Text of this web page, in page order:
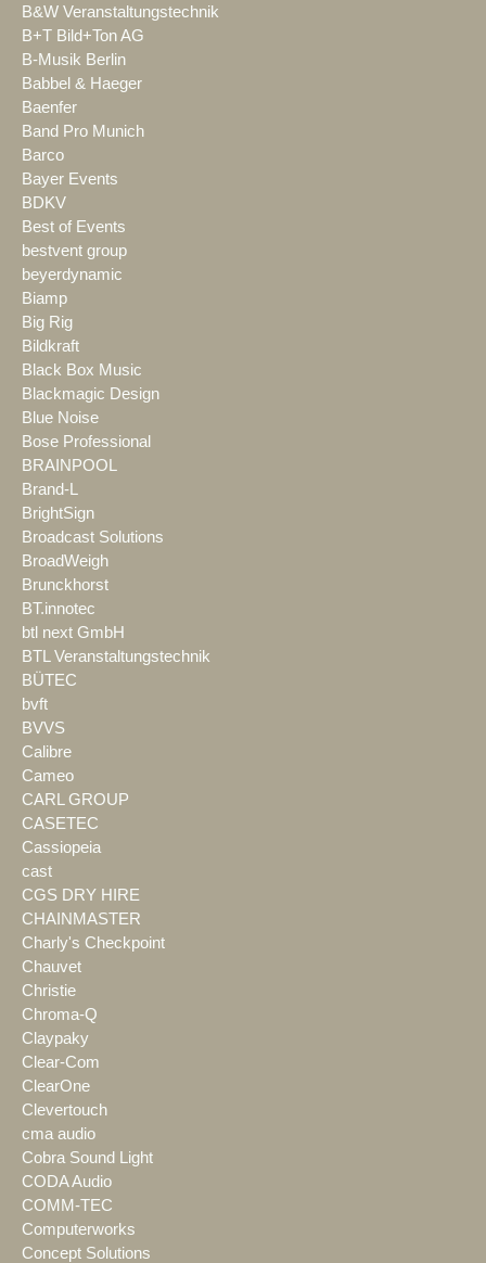
B&W Veranstaltungstechnik
B+T Bild+Ton AG
B-Musik Berlin
Babbel & Haeger
Baenfer
Band Pro Munich
Barco
Bayer Events
BDKV
Best of Events
bestvent group
beyerdynamic
Biamp
Big Rig
Bildkraft
Black Box Music
Blackmagic Design
Blue Noise
Bose Professional
BRAINPOOL
Brand-L
BrightSign
Broadcast Solutions
BroadWeigh
Brunckhorst
BT.innotec
btl next GmbH
BTL Veranstaltungstechnik
BÜTEC
bvft
BVVS
Calibre
Cameo
CARL GROUP
CASETEC
Cassiopeia
cast
CGS DRY HIRE
CHAINMASTER
Charly's Checkpoint
Chauvet
Christie
Chroma-Q
Claypaky
Clear-Com
ClearOne
Clevertouch
cma audio
Cobra Sound Light
CODA Audio
COMM-TEC
Computerworks
Concept Solutions